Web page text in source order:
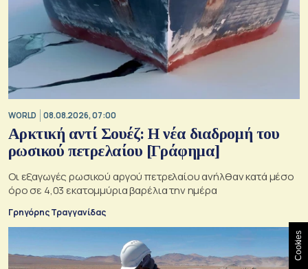
WORLD 08.08.2026, 07:00
Αρκτική αντί Σουέζ: Η νέα διαδρομή του
ρωσικού πετρελαίου [Γράφημα]
Οι εξαγωγές ρωσικού αργού πετρελαίου ανήλθαν κατά μέσο
όρο σε 4,03 εκατομμύρια βαρέλια την ημέρα
Γρηγόρης Τραγγανίδας
Cookies